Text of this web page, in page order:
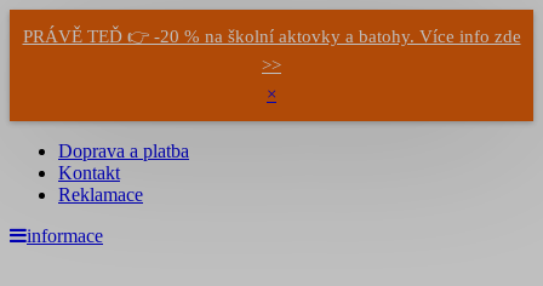
PRÁVĚ TEĎ 👉 -20 % na školní aktovky a batohy. Více info zde
>>
×
Doprava a platba
Kontakt
Reklamace
informace